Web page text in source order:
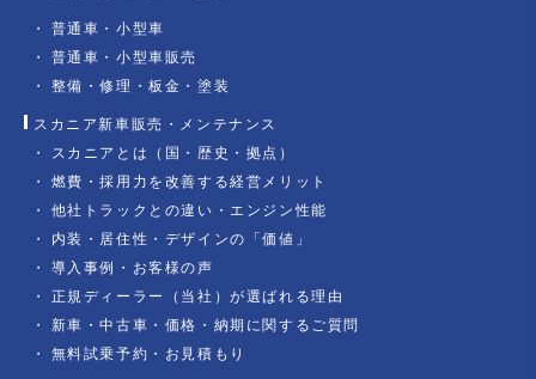
普通車・小型車
普通車・小型車販売
整備・修理・板金・塗装
スカニア新車販売・メンテナンス
スカニアとは（国・歴史・拠点）
燃費・採用力を改善する経営メリット
他社トラックとの違い・エンジン性能
内装・居住性・デザインの「価値」
導入事例・お客様の声
正規ディーラー（当社）が選ばれる理由
新車・中古車・価格・納期に関するご質問
無料試乗予約・お見積もり